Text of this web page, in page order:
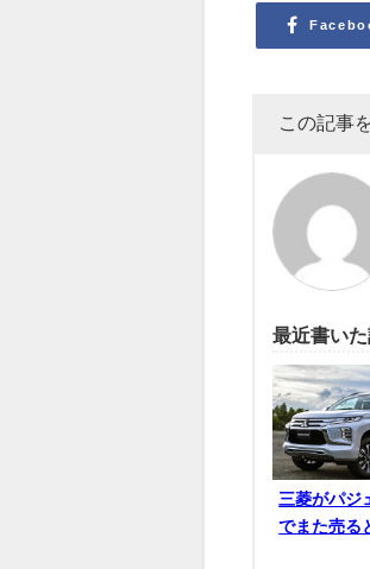
この記事
最近書い
三菱がパジ
でまた売る